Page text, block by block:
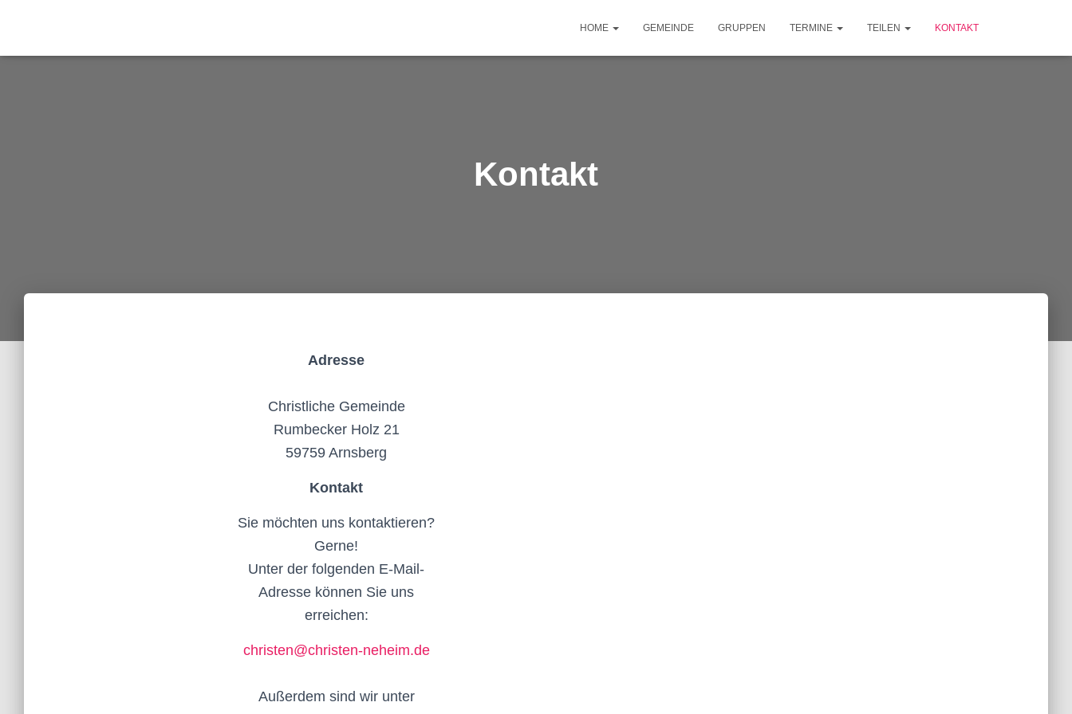
HOME GEMEINDE GRUPPEN TERMINE TEILEN KONTAKT
Kontakt
Adresse
Christliche Gemeinde
Rumbecker Holz 21
59759 Arnsberg
Kontakt
Sie möchten uns kontaktieren?
Gerne!
Unter der folgenden E-Mail-
Adresse können Sie uns
erreichen:
christen@christen-neheim.de
Außerdem sind wir unter